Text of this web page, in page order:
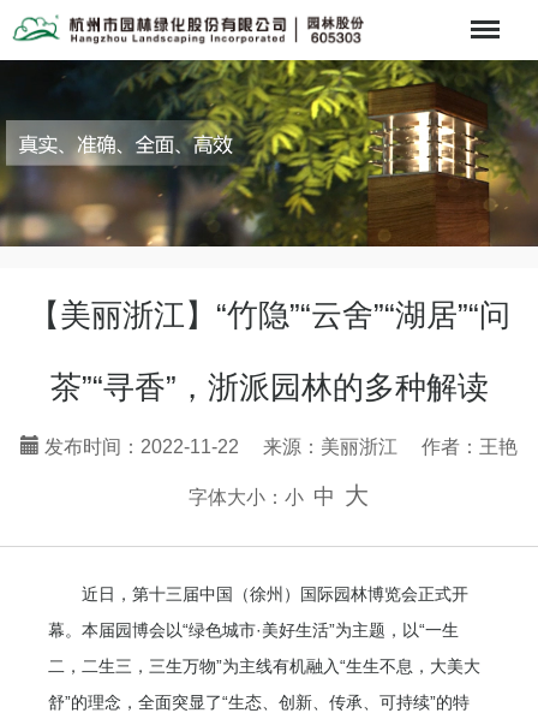
【美丽浙江】“竹隐”“云舍”“湖居”“问
茶”“寻香”，浙派园林的多种解读
发布时间：2022-11-22 来源：美丽浙江 作者：王艳
字体大小： 小 中 大
近日，第十三届中国（徐州）国际园林博览会正式开
幕。本届园博会以“绿色城市·美好生活”为主题，以“一生
二，二生三，三生万物”为主线有机融入“生生不息，大美大
舒”的理念，全面突显了“生态、创新、传承、可持续”的特